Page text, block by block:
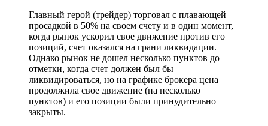
Главный герой (трейдер) торговал с плавающей
просадкой в 50% на своем счету и в один момент,
когда рынок ускорил свое движение против его
позиций, счет оказался на грани ликвидации.
Однако рынок не дошел несколько пунктов до
отметки, когда счет должен был бы
ликвидироваться, но на графике брокера цена
продолжила свое движение (на несколько
пунктов) и его позиции были принудительно
закрыты.